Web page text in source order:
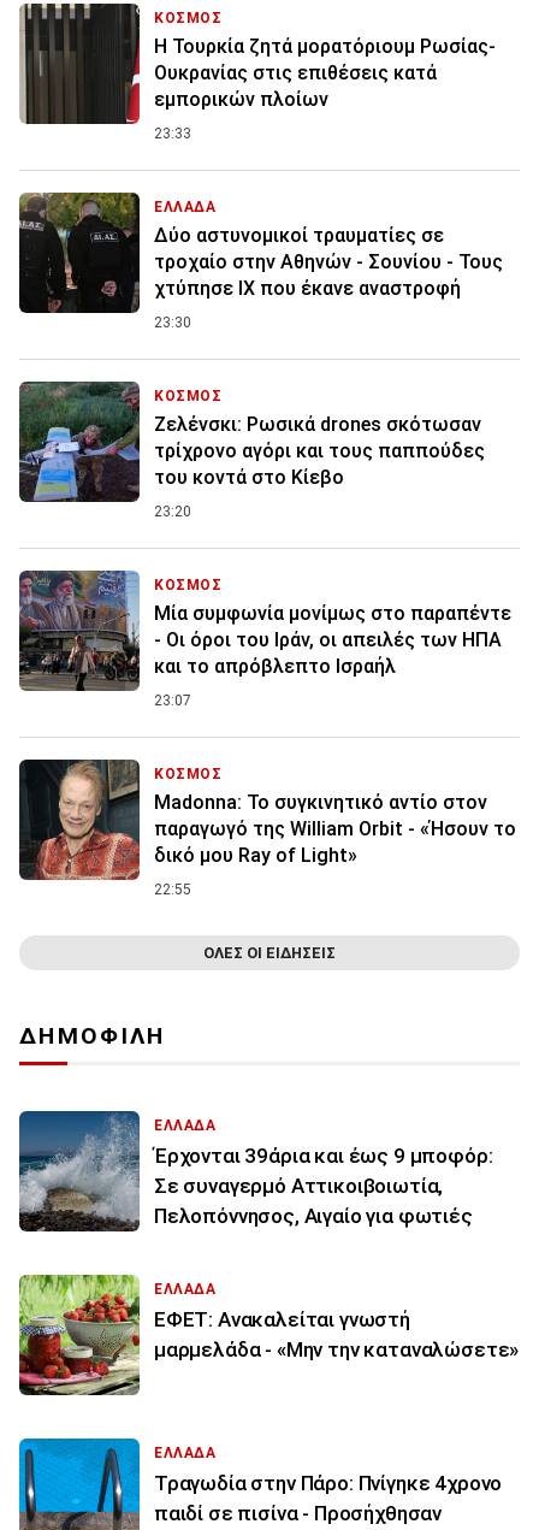
ΚΟΣΜΟΣ
Η Τουρκία ζητά μορατόριουμ Ρωσίας-
Ουκρανίας στις επιθέσεις κατά
εμπορικών πλοίων
23:33
ΕΛΛΑΔΑ
Δύο αστυνομικοί τραυματίες σε
τροχαίο στην Αθηνών - Σουνίου - Τους
χτύπησε ΙΧ που έκανε αναστροφή
23:30
ΚΟΣΜΟΣ
Ζελένσκι: Ρωσικά drones σκότωσαν
τρίχρονο αγόρι και τους παππούδες
του κοντά στο Κίεβο
23:20
ΚΟΣΜΟΣ
Μία συμφωνία μονίμως στο παραπέντε
- Οι όροι του Ιράν, οι απειλές των ΗΠΑ
και το απρόβλεπτο Ισραήλ
23:07
ΚΟΣΜΟΣ
Madonna: Το συγκινητικό αντίο στον
παραγωγό της William Orbit - «Ήσουν το
δικό μου Ray of Light»
22:55
ΟΛΕΣ ΟΙ ΕΙΔΗΣΕΙΣ
ΔΗΜΟΦΙΛΗ
ΕΛΛΑΔΑ
Έρχονται 39άρια και έως 9 μποφόρ:
Σε συναγερμό Αττικοιβοιωτία,
Πελοπόννησος, Αιγαίο για φωτιές
ΕΛΛΑΔΑ
ΕΦΕΤ: Ανακαλείται γνωστή
μαρμελάδα - «Μην την καταναλώσετε»
ΕΛΛΑΔΑ
Τραγωδία στην Πάρο: Πνίγηκε 4χρονο
παιδί σε πισίνα - Προσήχθησαν